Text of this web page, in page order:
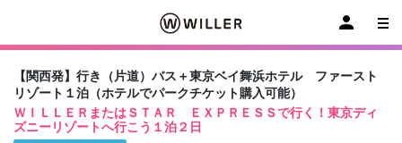
【関西発】行き（片道）バス＋東京ベイ舞浜ホテル ファースト
リゾート１泊（ホテルでパークチケット購入可能）
ＷＩＬＬＥＲまたはＳＴＡＲ ＥＸＰＲＥＳＳで行く！東京ディ
ズニーリゾートへ行こう１泊２日